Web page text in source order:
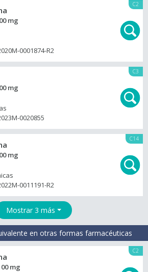
C2
mg
0001874-R2
C3
mg
0020855
C14
mg
0011191-R2
Mostrar 3 más
en otras formas farmacéuticas
C2
mg